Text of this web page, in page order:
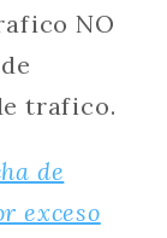
NO
trafico.
de
exceso